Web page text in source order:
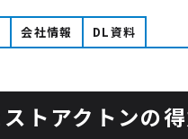
会社情報 DL資料
トアクトンの